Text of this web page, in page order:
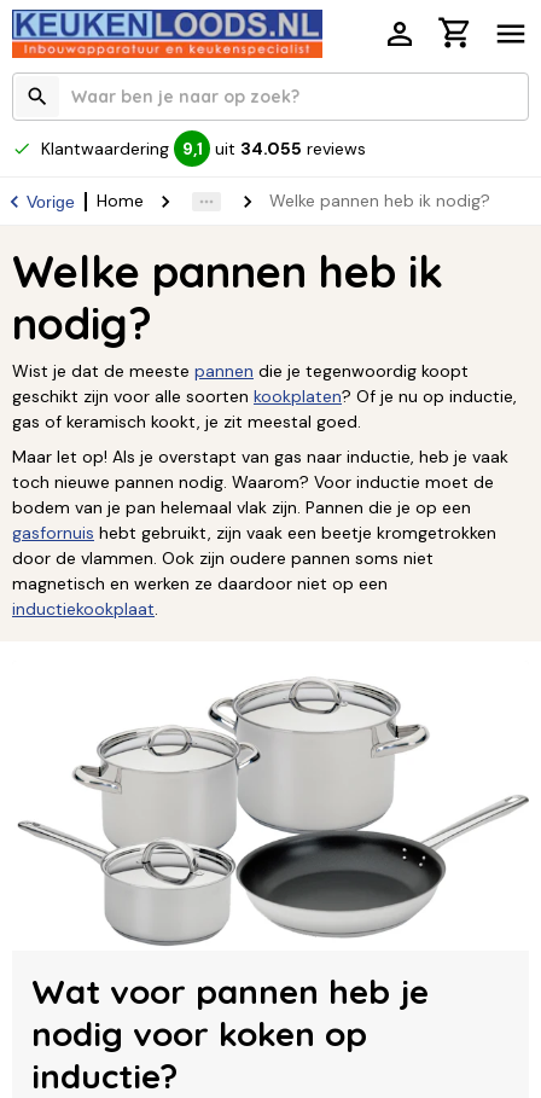
Klantwaardering 9,1 uit 34.055 reviews
Vorige Home Welke pannen heb ik nodig?
Welke pannen heb ik
nodig?
Wist je dat de meeste pannen die je tegenwoordig koopt
geschikt zijn voor alle soorten kookplaten? Of je nu op inductie,
gas of keramisch kookt, je zit meestal goed.
Maar let op! Als je overstapt van gas naar inductie, heb je vaak
toch nieuwe pannen nodig. Waarom? Voor inductie moet de
bodem van je pan helemaal vlak zijn. Pannen die je op een
gasfornuis hebt gebruikt, zijn vaak een beetje kromgetrokken
door de vlammen. Ook zijn oudere pannen soms niet
magnetisch en werken ze daardoor niet op een
inductiekookplaat.
Wat voor pannen heb je
nodig voor koken op
inductie?